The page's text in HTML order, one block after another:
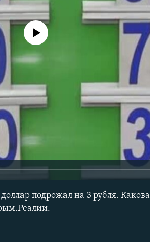
source currently available
подрожал на 3 рубля. Какова